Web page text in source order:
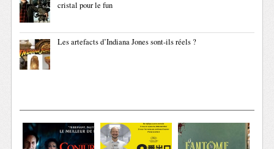
cristal pour le fun
Les artefacts d’Indiana Jones sont-ils réels ?